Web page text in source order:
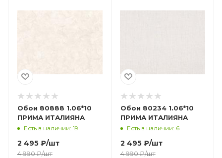
Обои 80888 1.06*10
ПРИМА ИТАЛИЯНА
Есть в наличии: 19
2 495 ₽/шт
4 990₽/шт
Обои 80234 1.06*10
ПРИМА ИТАЛИЯНА
Есть в наличии: 6
2 495₽/шт
4 990₽/шт